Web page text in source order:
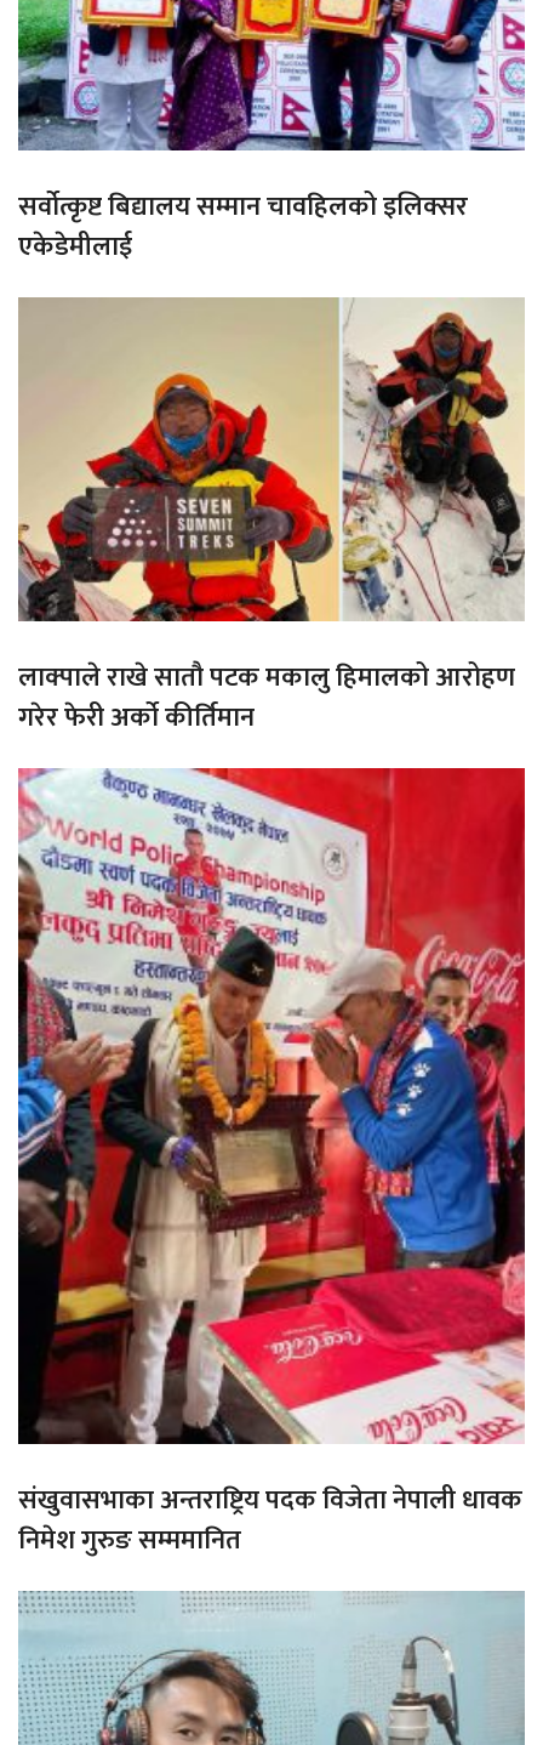
सर्वोत्कृष्ट बिद्यालय सम्मान चावहिलको इलिक्सर
एकेडेमीलाई
लाक्पाले राखे सातौ पटक मकालु हिमालको आरोहण
गरेर फेरी अर्को कीर्तिमान
संखुवासभाका अन्तराष्ट्रिय पदक विजेता नेपाली धावक
निमेश गुरुङ सम्ममानित